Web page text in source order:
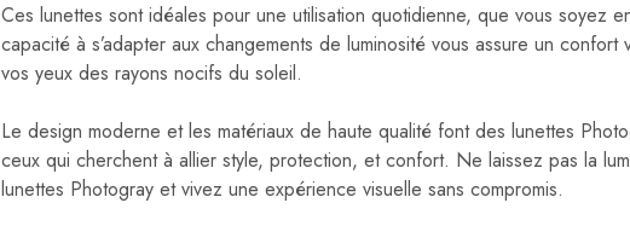
Ces lunettes sont idéales pour une utilisation quotidienne, que vous soyez
capacité à s’adapter aux changements de luminosité vous assure un
vos yeux des rayons nocifs du soleil.
Le design moderne et les matériaux de haute qualité font des lunettes
ceux qui cherchent à allier style, protection, et confort. Ne laissez pas la
lunettes Photogray et vivez une expérience visuelle sans compromis.